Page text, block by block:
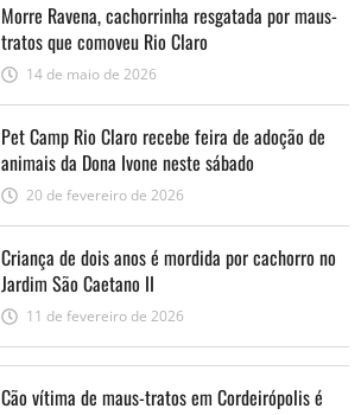
Morre Ravena, cachorrinha resgatada por maus-
tratos que comoveu Rio Claro
14 de maio de 2026
Pet Camp Rio Claro recebe feira de adoção de
animais da Dona Ivone neste sábado
20 de fevereiro de 2026
Criança de dois anos é mordida por cachorro no
Jardim São Caetano II
11 de fevereiro de 2026
Cão vítima de maus-tratos em Cordeirópolis é